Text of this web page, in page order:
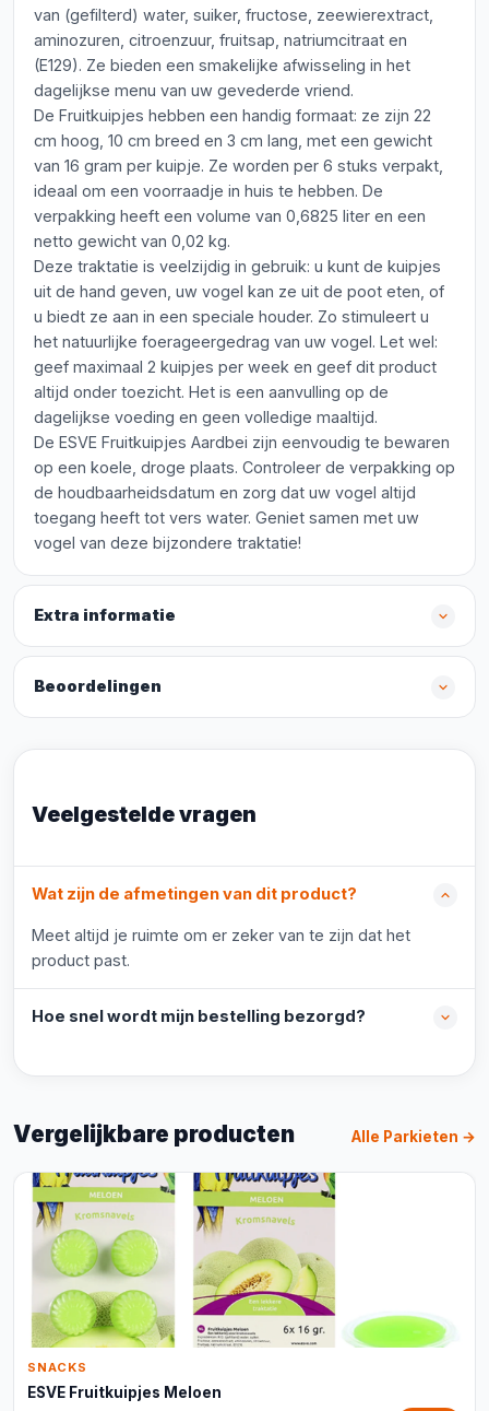
van (gefilterd) water, suiker, fructose, zeewierextract,
aminozuren, citroenzuur, fruitsap, natriumcitraat en
(E129). Ze bieden een smakelijke afwisseling in het
dagelijkse menu van uw gevederde vriend.
De Fruitkuipjes hebben een handig formaat: ze zijn 22
cm hoog, 10 cm breed en 3 cm lang, met een gewicht
van 16 gram per kuipje. Ze worden per 6 stuks verpakt,
ideaal om een voorraadje in huis te hebben. De
verpakking heeft een volume van 0,6825 liter en een
netto gewicht van 0,02 kg.
Deze traktatie is veelzijdig in gebruik: u kunt de kuipjes
uit de hand geven, uw vogel kan ze uit de poot eten, of
u biedt ze aan in een speciale houder. Zo stimuleert u
het natuurlijke foerageergedrag van uw vogel. Let wel:
geef maximaal 2 kuipjes per week en geef dit product
altijd onder toezicht. Het is een aanvulling op de
dagelijkse voeding en geen volledige maaltijd.
De ESVE Fruitkuipjes Aardbei zijn eenvoudig te bewaren
op een koele, droge plaats. Controleer de verpakking op
de houdbaarheidsdatum en zorg dat uw vogel altijd
toegang heeft tot vers water. Geniet samen met uw
vogel van deze bijzondere traktatie!
Extra informatie
Beoordelingen
Veelgestelde vragen
Wat zijn de afmetingen van dit product?
Meet altijd je ruimte om er zeker van te zijn dat het
product past.
Hoe snel wordt mijn bestelling bezorgd?
Vergelijkbare producten Alle Parkieten →
SNACKS
ESVE Fruitkuipjes Meloen